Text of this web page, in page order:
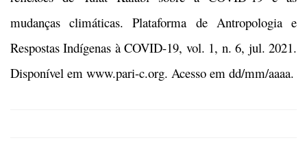
mudanças climáticas. Plataforma de Antropologia e
Respostas Indígenas à COVID-19, vol. 1, n. 6, jul. 2021.
Disponível em www.pari-c.org. Acesso em dd/mm/aaaa.